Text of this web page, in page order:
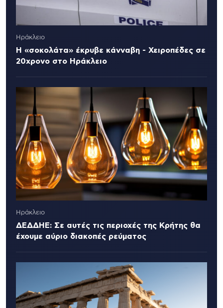
Ηράκλειο
Η «σοκολάτα» έκρυβε κάνναβη - Χειροπέδες σε
20χρονο στο Ηράκλειο
Ηράκλειο
ΔΕΔΔΗΕ: Σε αυτές τις περιοχές της Κρήτης θα
έχουμε αύριο διακοπές ρεύματος